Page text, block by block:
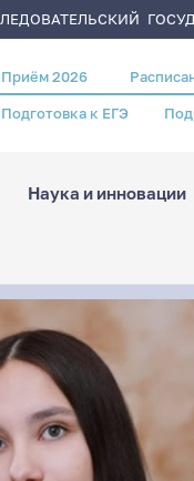
Header
menu
Приём 2026
Подготовка к ЕГЭ
Наука и инновации